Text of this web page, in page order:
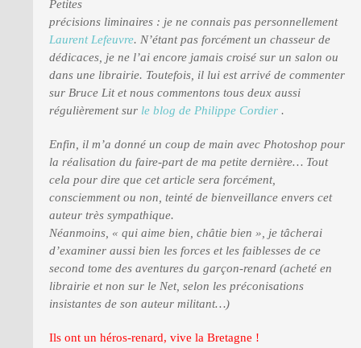
Petites
précisions liminaires : je ne connais pas personnellement
Laurent Lefeuvre. N’étant pas forcément un chasseur de
dédicaces, je ne l’ai encore jamais croisé sur un salon ou
dans une librairie. Toutefois, il lui est arrivé de commenter
sur Bruce Lit et nous commentons tous deux aussi
régulièrement sur le blog de Philippe Cordier .
Enfin, il m’a donné un coup de main avec Photoshop pour
la réalisation du faire-part de ma petite dernière… Tout
cela pour dire que cet article sera forcément,
consciemment ou non, teinté de bienveillance envers cet
auteur très sympathique.
Néanmoins, « qui aime bien, châtie bien », je tâcherai
d’examiner aussi bien les forces et les faiblesses de ce
second tome des aventures du garçon-renard (acheté en
librairie et non sur le Net, selon les préconisations
insistantes de son auteur militant…)
Ils ont un héros-renard, vive la Bretagne !